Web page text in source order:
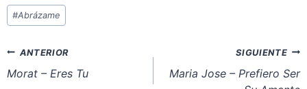
Etiquetas
de
entrada:
#Abrázame
Navegación
de
ANTERIOR
Morat – Eres Tu
SIGUIENTE
Maria Jose – Prefiero Ser